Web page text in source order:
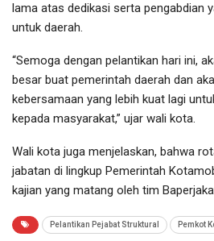
lama atas dedikasi serta pengabdian
untuk daerah.
“Semoga dengan pelantikan hari ini,
besar buat pemerintah daerah dan
kebersamaan yang lebih kuat lagi
kepada masyarakat,” ujar wali kota.
Wali kota juga menjelaskan, bahwa
jabatan di lingkup Pemerintah
kajian yang matang oleh tim
Pelantikan Pejabat Struktural Pemkot